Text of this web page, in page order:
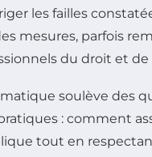
les failles
mesures, parfois
du droit et de
soulève des
: comment
tout en